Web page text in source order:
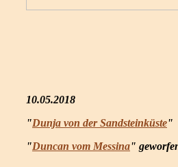
10.05.2018
"Dunja von der Sandsteinküste"
"Duncan vom Messina"